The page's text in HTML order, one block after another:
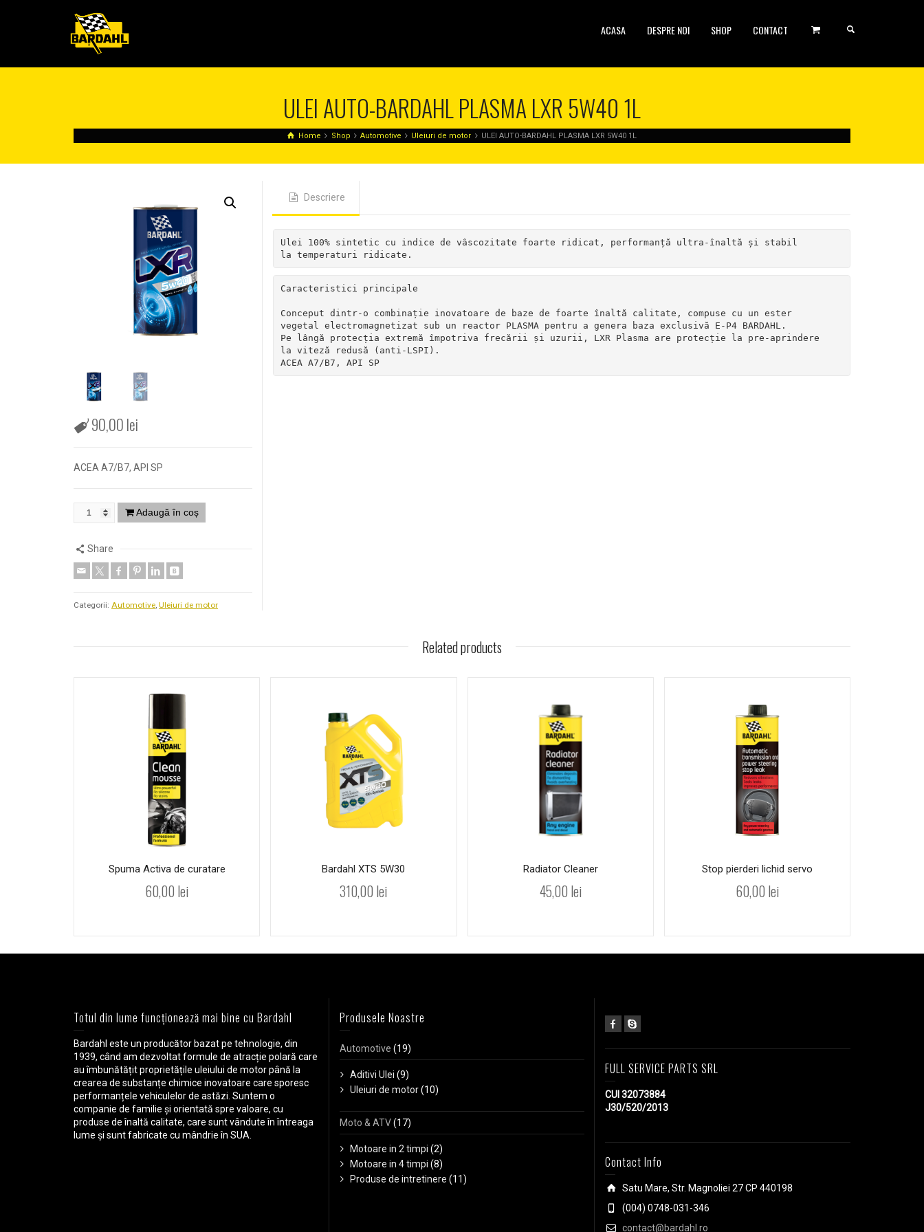
ACASA DESPRE NOI SHOP CONTACT
ULEI AUTO-BARDAHL PLASMA LXR 5W40 1L
Home Shop Automotive Uleiuri de motor ULEI AUTO-BARDAHL PLASMA LXR 5W40 1L
90,00lei
ACEA A7/B7, API SP
Adaugă în coș
Share
Categorii: Automotive Uleiuri de motor
Descriere
Ulei 100% sintetic cu indice de vâscozitate foarte ridicat, performanță ultra-înaltă și stabil
la temperaturi ridicate.
Caracteristici principale
Conceput dintr-o combinație inovatoare de baze de foarte înaltă calitate, compuse cu un ester
vegetal electromagnetizat sub un reactor PLASMA pentru a genera baza exclusivă E-P4 BARDAHL.
Pe lângă protecția extremă împotriva frecării și uzurii, LXR Plasma are protecție la pre-aprindere
la viteză redusă (anti-LSPI).
ACEA A7/B7, API SP
Related products
Spuma Activa de curatare
60,00 lei
Bardahl XTS 5W30
310,00 lei
Radiator Cleaner
45,00 lei
Stop pierderi lichid servo
60,00 lei
Totul din lume funcționează mai bine cu Bardahl
Bardahl este un producător bazat pe tehnologie, din
1939, când am dezvoltat formule de atracție polară care
au îmbunătățit proprietățile uleiului de motor până la
crearea de substanțe chimice inovatoare care sporesc
performanțele vehiculelor de astăzi. Suntem o
companie de familie și orientată spre valoare, cu
produse de înaltă calitate, care sunt vândute în întreaga
lume și sunt fabricate cu mândrie în SUA.
Produsele Noastre
Automotive (19)
Aditivi Ulei (9)
Uleiuri de motor(10)
Moto & ATV(17)
Motoare in 2 timpi (2)
Motoare in 4 timpi (8)
Produse de intretinere (11)
FULL SERVICE PARTS SRL
CUI 32073884
J30/520/2013
Contact Info
Satu Mare, Str. Magnoliei 27 CP 440198
(004) 0748-031-346
contact@bardahl.ro